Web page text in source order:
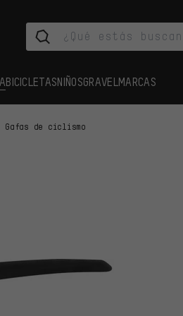
BICICLETASNIÑOSGRAVEL MARCAS
Gafas de ciclismo